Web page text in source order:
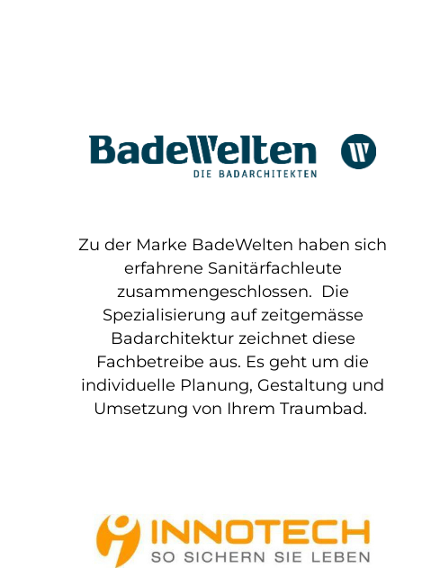
Zu der Marke BadeWelten haben sich
erfahrene Sanitärfachleute
zusammengeschlossen. Die
Spezialisierung auf zeitgemässe
Badarchitektur zeichnet diese
Fachbetreibe aus. Es geht um die
individuelle Planung, Gestaltung und
Umsetzung von Ihrem Traumbad.